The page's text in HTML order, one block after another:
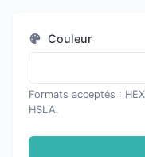
Couleur
Formats acceptés :
HSLA.